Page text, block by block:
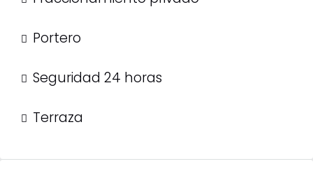
Portero
Seguridad 24 horas
Terraza